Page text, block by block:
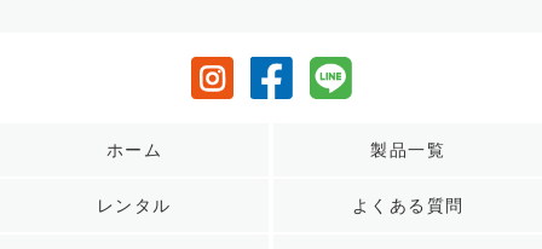
ホーム 製品一覧
レンタル よくある質問